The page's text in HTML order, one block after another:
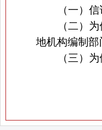
（一）
（二）
地机构编制部
（三）